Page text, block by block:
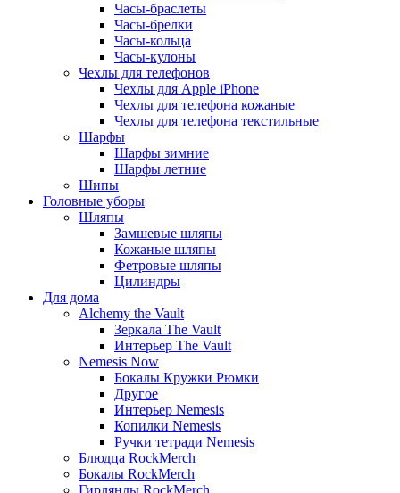
Часы-браслеты
Часы-брелки
Часы-кольца
Часы-кулоны
Чехлы для телефонов
Чехлы для Apple iPhone
Чехлы для телефона кожаные
Чехлы для телефона текстильные
Шарфы
Шарфы зимние
Шарфы летние
Шипы
Головные уборы
Шляпы
Замшевые шляпы
Кожаные шляпы
Фетровые шляпы
Цилиндры
Для дома
Alchemy the Vault
Зеркала The Vault
Интерьер The Vault
Nemesis Now
Бокалы Кружки Рюмки
Другое
Интерьер Nemesis
Копилки Nemesis
Ручки тетради Nemesis
Блюдца RockMerch
Бокалы RockMerch
Гирлянды RockMerch